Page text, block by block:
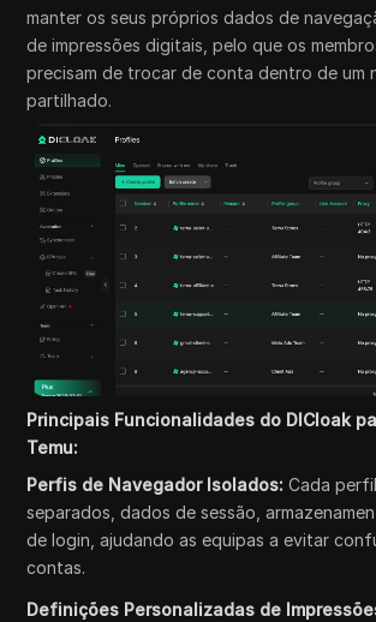
manter os seus próprios dados de
de impressões digitais, pelo que os
precisam de trocar de conta dentro de um
partilhado.
Principais Funcionalidades do DICloak
Temu:
Perfis de Navegador Isolados: Cada
separados, dados de sessão,
de login, ajudando as equipas a evitar
contas.
Definições Personalizadas de